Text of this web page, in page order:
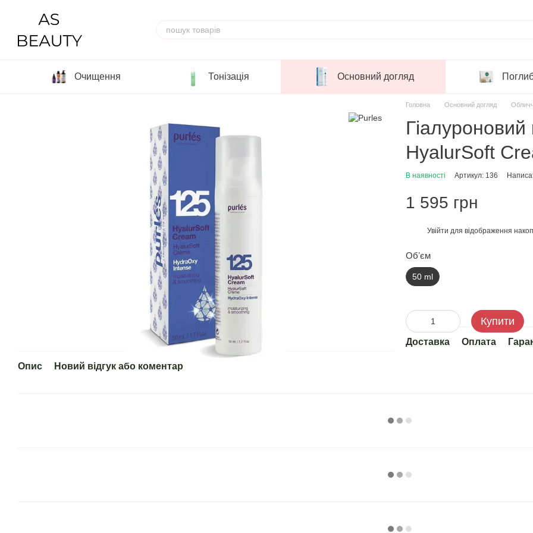
Очищення Тонізація Основний догляд
Опис Новий відгук або коментар
Головна Основний догляд
HyalurSoft
В наявності Артикул: 136
1 595 грн
Увійти для відображення
Обʼєм
50 ml
Купити
Доставка Оплата